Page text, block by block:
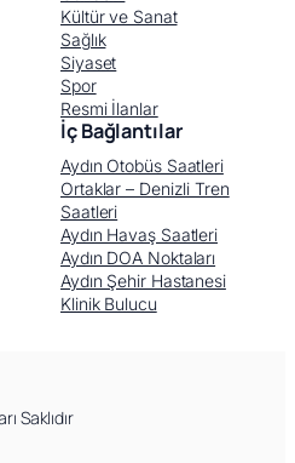
X (Twitter)
Kültür ve Sanat
Sağlık
Siyaset
Spor
Resmi İlanlar
İç Bağlantılar
Aydın Otobüs Saatleri
Ortaklar – Denizli Tren
Saatleri
Aydın Havaş Saatleri
Aydın DOA Noktaları
Aydın Şehir Hastanesi
Klinik Bulucu
Saklıdır